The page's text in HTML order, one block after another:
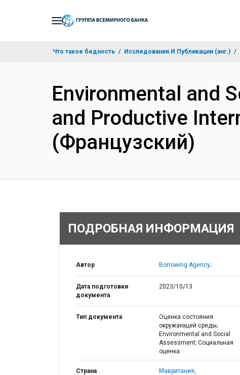
Что такое бедность Исследования И Публикации (анг.)
Environmental and
and Productive
(Французский)
ПОДРОБНАЯ ИНФОРМАЦИЯ
Автор Borrowing Agency;
Дата подготовки
документа
2023/10/13
Тип документа
Оценка состояния
окружающей среды;
Environmental and Social
Assessment; Социальная
оценка
Страна Мавритания,